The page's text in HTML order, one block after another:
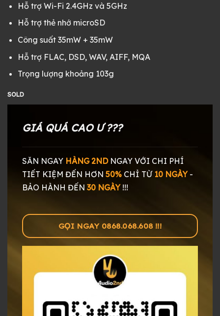
Hỗ trợ Wi-Fi 2.4GHz và 5GHz
Hỗ trợ thẻ nhớ microSD
Công suất 35mW + 35mW
Hỗ trợ FLAC, DSD, WAV, AIFF, MQA
Trọng lượng khoảng 103g
SOLD
GIÁ QUÁ CAO Ư ???
SĂN NGAY HÀNG 2NDNGAY VỚI CHI PHÍ
TIẾT KIỆM ĐẾN HƠN 50% CHỈ TỪ 10 NGÀY-
BẢO HÀNH ĐẾN 30 NGÀY!!!
GỌI NGAY 0868.068.608 !!!